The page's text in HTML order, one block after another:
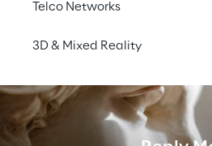
Telco Networks
3D & Mixed Reality
Newsroom
Privacy & legal
Privacy & Cookie Policy